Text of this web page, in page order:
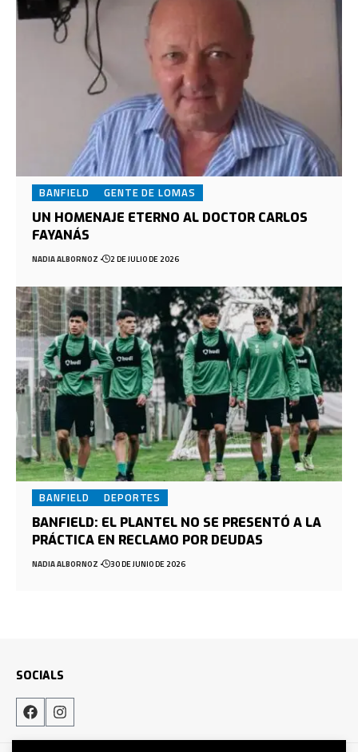
BANFIELD GENTE DE LOMAS
UN HOMENAJE ETERNO AL DOCTOR CARLOS
FAYANÁS
NADIA ALBORNOZ 2 DE JULIO DE 2026
BANFIELD DEPORTES
BANFIELD: EL PLANTEL NO SE PRESENTÓ A LA
PRÁCTICA EN RECLAMO POR DEUDAS
NADIA ALBORNOZ 30 DE JUNIO DE 2026
SOCIALS